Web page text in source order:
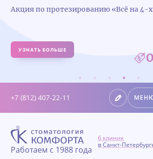
Удалили зуб — получите 5 000 ₽ на
УЗНАТЬ БОЛЬШЕ
+7 (812) 407-22-11
Работаем с 1988 года
6 клиник
в Санкт-